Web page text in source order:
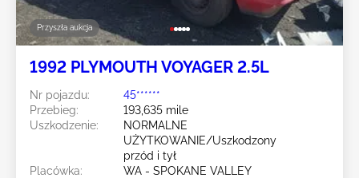
Przyszła aukcja
1992 PLYMOUTH VOYAGER 2.5L
Nr pojazdu:
45******
Przebieg:
193,635 mile
Uszkodzenie:
NORMALNE
UŻYTKOWANIE/Uszkodzony
przód i tył
Placówka:
WA - SPOKANE VALLEY